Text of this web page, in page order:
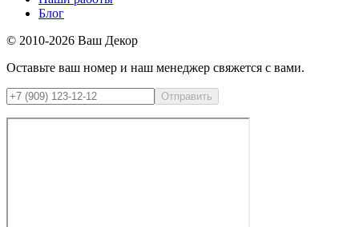
Блог
© 2010-2026 Ваш Декор
Оставьте ваш номер и наш менеджер свяжется с вами.